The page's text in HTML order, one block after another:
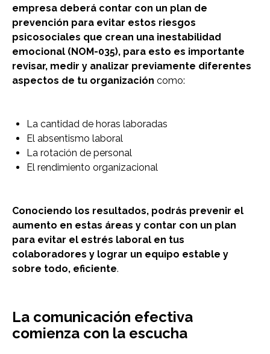
empresa deberá contar con un plan de
prevención para evitar estos riesgos
psicosociales que crean una inestabilidad
emocional (NOM-035), para esto es importante
revisar, medir y analizar previamente diferentes
aspectos de tu organización como:
La cantidad de horas laboradas
El absentismo laboral
La rotación de personal
El rendimiento organizacional
Conociendo los resultados, podrás prevenir el
aumento en estas áreas y contar con un plan
para evitar el estrés laboral en tus
colaboradores y lograr un equipo estable y
sobre todo, eficiente.
La comunicación efectiva
comienza con la escucha